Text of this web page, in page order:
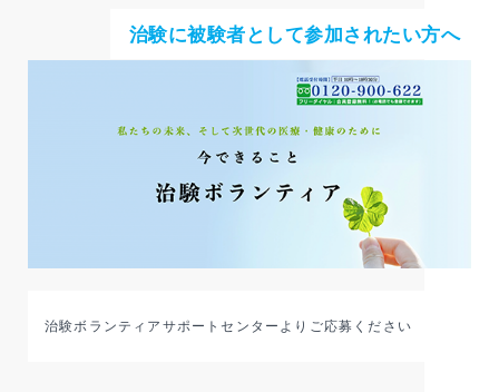
治験ボランティアサポートセンターよりご応募ください
治験に被験者として参加されたい方へ